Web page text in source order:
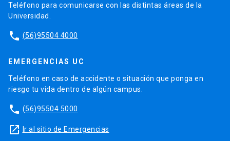
Teléfono para comunicarse con las distintas áreas de la
Universidad.
phone (56)95504 4000
EMERGENCIAS UC
Teléfono en caso de accidente o situación que ponga en
riesgo tu vida dentro de algún campus.
phone (56)95504 5000
launch Ir al sitio de Emergencias